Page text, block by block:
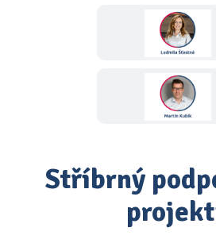
Stříbrný